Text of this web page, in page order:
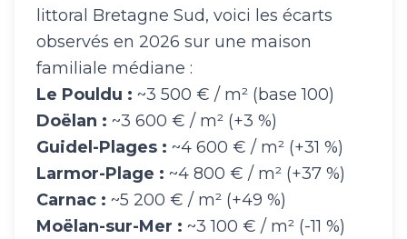
littoral Bretagne Sud, voici les écarts
observés en 2026 sur une maison
familiale médiane :
Le Pouldu : ~3 500 € / m² (base 100)
Doëlan : ~3 600 € / m² (+3 %)
Guidel-Plages : ~4 600 € / m² (+31 %)
Larmor-Plage : ~4 800 € / m² (+37 %)
Carnac : ~5 200 € / m² (+49 %)
Moëlan-sur-Mer : ~3 100 € / m² (-11 %)